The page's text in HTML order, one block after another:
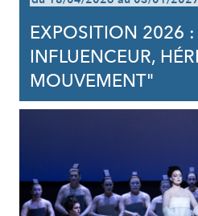
EXPOSITION 2026
INFLUENCEUR,
MOUVEMENT"